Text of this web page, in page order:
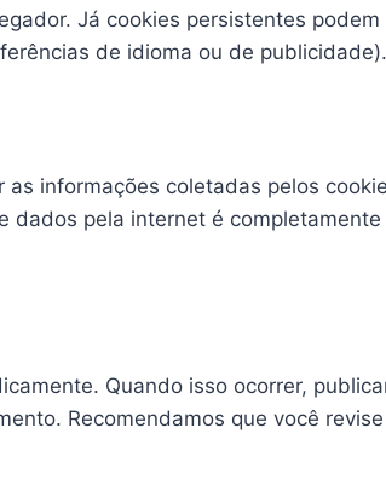
Já cookies persistentes
de idioma ou de publicidade).
informações coletadas pelos
pela internet é
Quando isso ocorrer,
Recomendamos que você